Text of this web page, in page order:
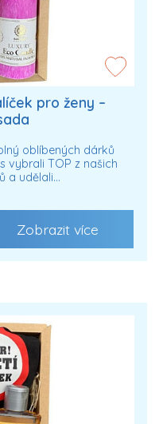
pro ženy –
oblíbených dárků
vybrali TOP z našich
a udělali…
Zobrazit více